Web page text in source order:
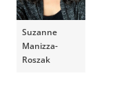
Suzanne
Manizza-
Roszak